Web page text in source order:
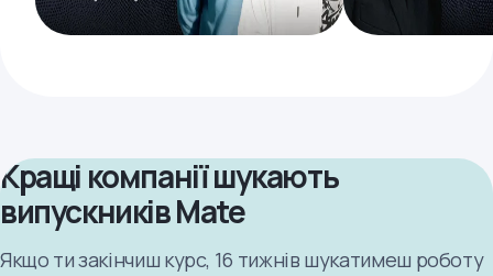
Кращі компанії шукають
випускників Mate
Якщо ти закінчиш курс, 16 тижнів шукатимеш роботу